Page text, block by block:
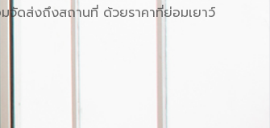
จัดส่งถึงสถานที่ ด้วยราคาที่ย่อมเยาว์